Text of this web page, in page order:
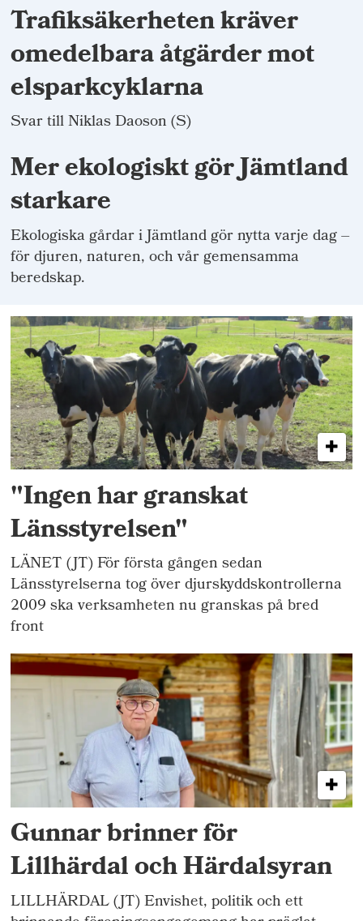
Trafiksäkerheten kräver
omedelbara åtgärder mot
elsparkcyklarna
Svar till Niklas Daoson (S)
Mer ekologiskt gör Jämtland
starkare
Ekologiska gårdar i Jämtland gör nytta varje dag –
för djuren, naturen, och vår gemensamma
beredskap.
"Ingen har granskat
Länsstyrelsen"
LÄNET (JT) För första gången sedan
Länsstyrelserna tog över djurskyddskontrollerna
2009 ska verksamheten nu granskas på bred
front
Gunnar brinner för
Lillhärdal och Härdalsyran
LILLHÄRDAL (JT) Envishet, politik och ett